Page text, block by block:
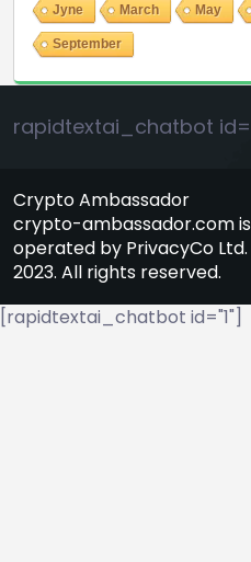
Jyne March May
September
rapidtextai_chatbot
Crypto Ambassador
crypto-ambassador.com is
operated by PrivacyCo
2023. All rights reserved.
[rapidtextai_chatbot id="1"]